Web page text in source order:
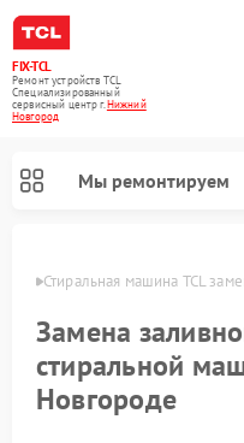
FIX-TCL
Ремонт устройств TCL
Специализированный
cервисный центр г.Нижний
Новгород
Мы ремонтируем
Стиральная машина TCL
Замена
стиральной
Новгороде